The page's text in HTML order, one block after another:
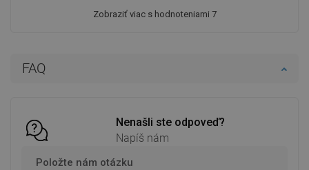
FAQ
Nenašli ste odpoveď?
Napíš nám
Položte nám otázku
Zobraziť viac s hodnoteniami 7